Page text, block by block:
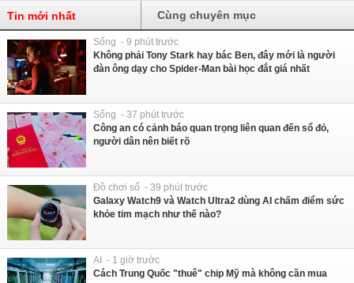
Tin mới nhất Cùng chuyên mục
Sống - 9 phút trước
Không phải Tony Stark hay bác Ben, đây mới là người
đàn ông dạy cho Spider-Man bài học đắt giá nhất
Sống - 37 phút trước
Công an có cảnh báo quan trọng liên quan đến sổ đỏ,
người dân nên biết rõ
Đồ chơi số - 39 phút trước
Galaxy Watch9 và Watch Ultra2 dùng AI chấm điểm sức
khỏe tim mạch như thế nào?
AI - 1 giờ trước
Cách Trung Quốc "thuê" chip Mỹ mà không cần mua